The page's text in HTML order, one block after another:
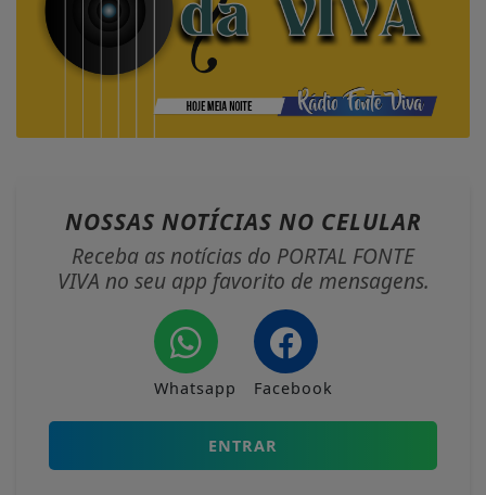
NOSSAS NOTÍCIAS NO CELULAR
Receba as notícias do PORTAL FONTE
VIVA no seu app favorito de mensagens.
Whatsapp Facebook
ENTRAR